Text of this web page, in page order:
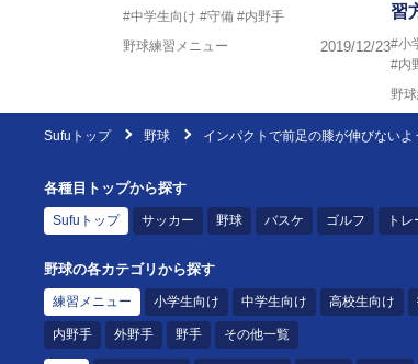
#中学生向け #守備 #内野手
野球練習メニュー
2019/12/23
習
#小
#内
野
Sufuトップ 野球 インパクトで前足の膝が伸びない
各種目トップから探す
Sufuトップ サッカー 野球 バスケ ゴルフ ト
野球の各カテゴリから探す
練習メニュー 小学生向け 中学生向け 高校生向け
内野手 外野手 野手 その他一覧